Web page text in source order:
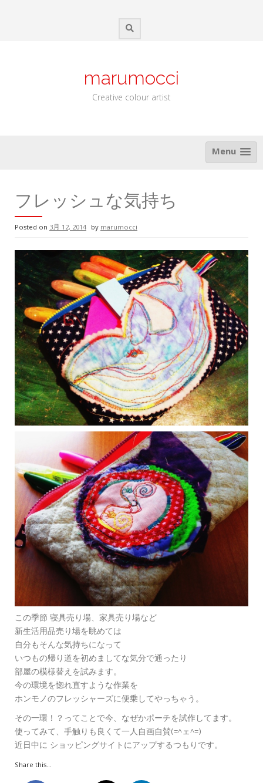
marumocci
Creative colour artist
Menu
フレッシュな気持ち
Posted on 3月 12, 2014 bymarumocci
この季節 寝具売り場、家具売り場など
新生活用品売り場を眺めては
自分もそんな気持ちになって
いつもの帰り道を初めましてな気分で通ったり
部屋の模様替えを試みます。
今の環境を惚れ直すような作業を
ホンモノのフレッシャーズに便乗してやっちゃう。
その一環！？ってことで今、なぜかポーチを試作してます。
使ってみて、手触りも良くて一人自画自賛(=^ェ^=)
近日中に ショッピングサイトにアップするつもりです。
Share this...